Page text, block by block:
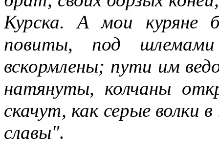
Курска. А мои куряне
повиты, под
вскормлены; пути им
натянуты, колчаны
скачут, как серые волки
славы".